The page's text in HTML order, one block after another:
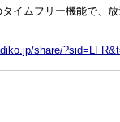
イムフリー機能で、放
share/